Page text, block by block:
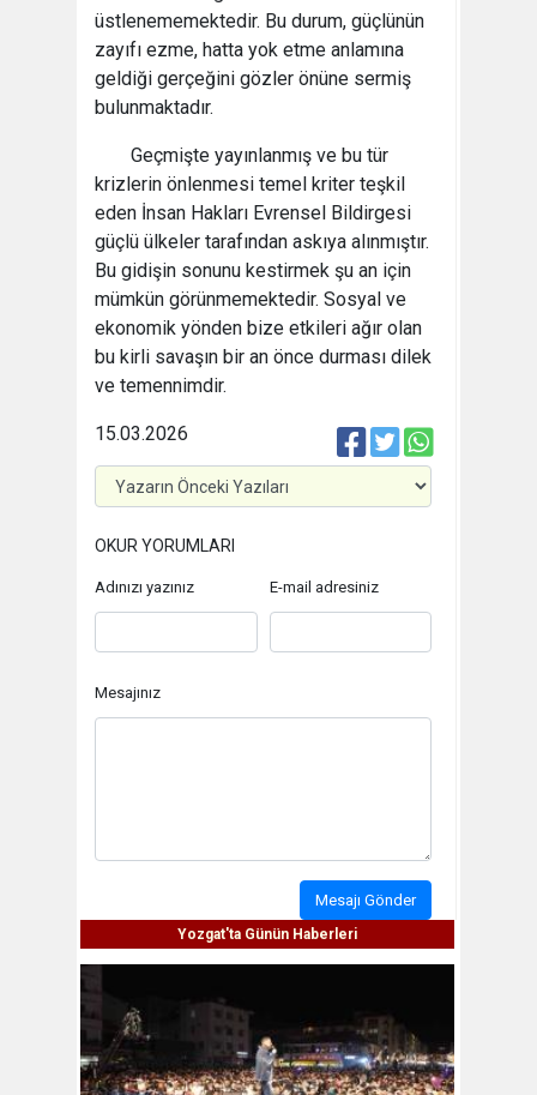
üstlenememektedir. Bu durum, güçlünün
zayıfı ezme, hatta yok etme anlamına
geldiği gerçeğini gözler önüne sermiş
bulunmaktadır.
Geçmişte yayınlanmış ve bu tür
krizlerin önlenmesi temel kriter teşkil
eden İnsan Hakları Evrensel Bildirgesi
güçlü ülkeler tarafından askıya alınmıştır.
Bu gidişin sonunu kestirmek şu an için
mümkün görünmemektedir. Sosyal ve
ekonomik yönden bize etkileri ağır olan
bu kirli savaşın bir an önce durması dilek
ve temennimdir.
15.03.2026
OKUR YORUMLARI
Adınızı yazınız E-mail adresiniz
Mesajınız
Mesajı Gönder
Yozgat'ta Günün Haberleri